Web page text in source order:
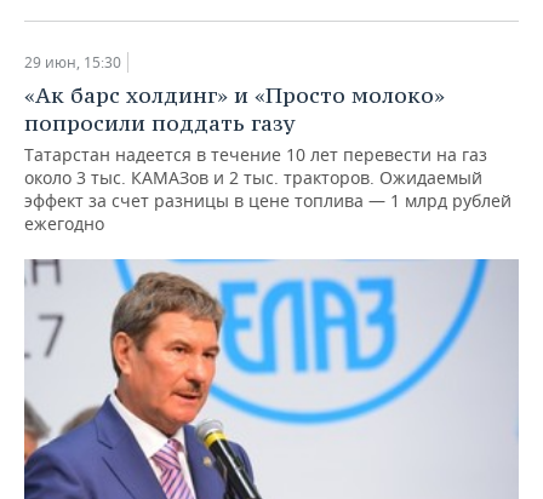
29 июн, 15:30
«Ак барс холдинг» и «Просто молоко»
попросили поддать газу
Татарстан надеется в течение 10 лет перевести на газ
около 3 тыс. КАМАЗов и 2 тыс. тракторов. Ожидаемый
эффект за счет разницы в цене топлива — 1 млрд рублей
ежегодно